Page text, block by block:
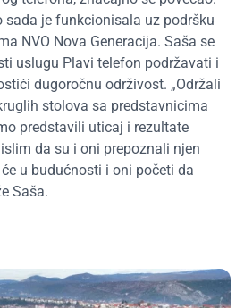
sada je funkcionisala uz podršku
NVO Nova Generacija. Saša se
uslugu Plavi telefon podržavati i
dugoročnu održivost. „Održali
stolova sa predstavnicima
predstavili uticaj i rezultate
da su i oni prepoznali njen
u budućnosti i oni početi da
Saša.